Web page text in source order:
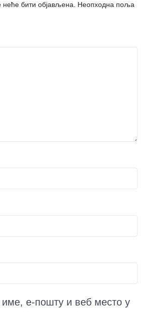
бити објављена. Неопходна поља
име, е-пошту и веб место у